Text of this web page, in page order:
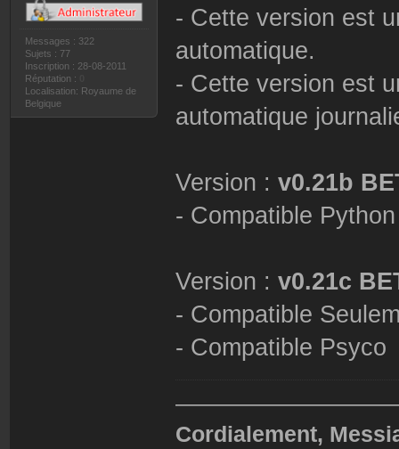
Messages : 322
Sujets : 77
Inscription : 28-08-2011
Réputation :
Localisation: Royaume de
Belgique
- Cette version est
automatique.
- Cette version est
automatique
Version : v0.21b
- Compatible
Version : v0.21c
- Compatible
- Compatible Psyco
Cordialement,